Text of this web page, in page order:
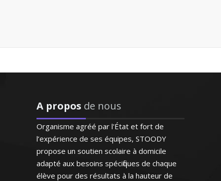
facilement les lacunes de
beaucoup l'apprentissage.
serviable"
Madame R.Y (Saint Cloud, élève
en cinquième)
de physique/chimie – Strasbourg
entreprises commerciales, j’enseigne au
sein des universités. À l'écoute et doté du
sens pédagogique, je m'attache avant
tout à analyser les besoins de l'élèves
pour y répondre efficacement
A propos de nous
Organisme agréé par l'État et fort de
l’expérience de ses équipes, STOODY
propose un soutien scolaire à domicile
adapté aux besoins spécifiques de chaque
élève pour des résultats à la hauteur de